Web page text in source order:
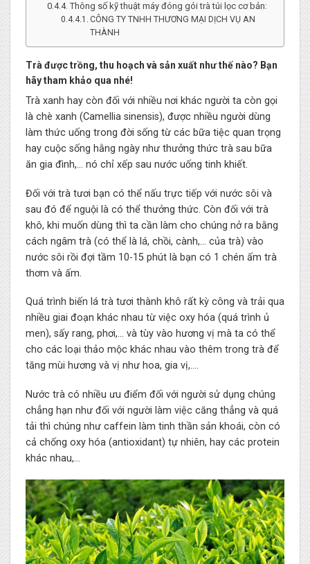
Thông số kỹ thuật máy đóng gói trà túi lọc cơ bản:
CÔNG TY TNHH THƯƠNG MẠI DỊCH VỤ AN
THÀNH
Trà được trồng, thu hoạch và sản xuất như thế nào? Bạn
hãy tham khảo qua nhé!
Trà xanh hay còn đối với nhiều nơi khác người ta còn gọi
là chè xanh (Camellia sinensis), được nhiều người dùng
làm thức uống trong đời sống từ các bữa tiệc quan trọng
hay cuộc sống hằng ngày như thưởng thức trà sau bữa
ăn gia đình,… nó chỉ xếp sau nước uống tinh khiết.
Đối với trà tươi bạn có thể nấu trực tiếp với nước sôi và
sau đó để nguội là có thể thưởng thức. Còn đối với trà
khô, khi muốn dùng thì ta cần làm cho chúng nở ra bằng
cách ngâm trà (có thể là lá, chồi, cành,… của trà) vào
nước sôi rồi đợi tầm 10-15 phút là bạn có 1 chén ấm trà
thơm và ấm.
Quá trình biến lá trà tươi thành khô rất kỳ công và trải qua
nhiều giai đoạn khác nhau từ việc oxy hóa (quá trình ủ
men), sấy rang, phơi,… và tùy vào hương vị mà ta có thể
cho các loại thảo mộc khác nhau vào thêm trong trà để
tăng mùi hương và vị như hoa, gia vị,….
Nước trà có nhiều ưu điểm đối với người sử dụng chúng
chẳng hạn như đối với người làm việc căng thẳng và quá
tải thì chúng như caffein làm tinh thần sản khoái, còn có
cả chống oxy hóa (antioxidant) tự nhiên, hay các protein
khác nhau,…